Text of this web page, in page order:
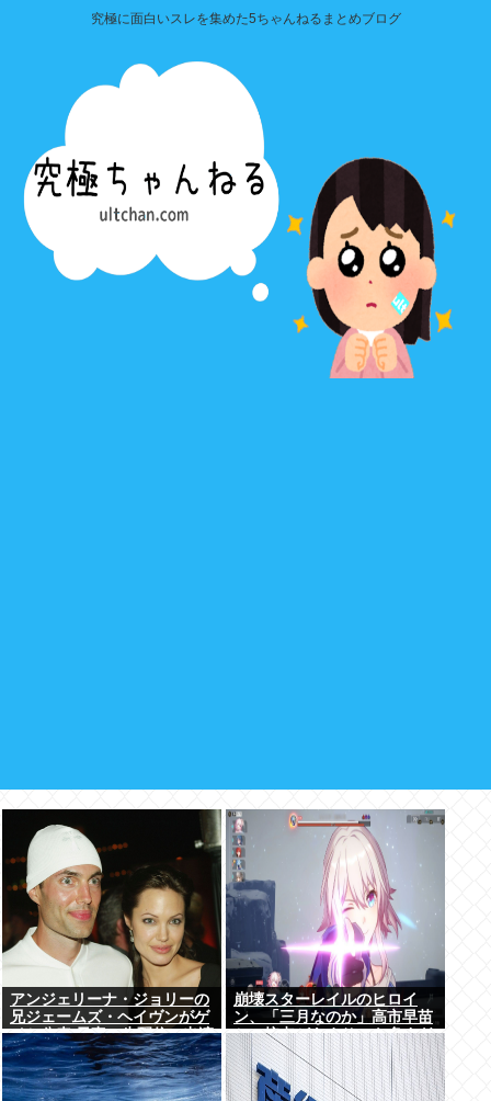
究極に面白いスレを集めた5ちゃんねるまとめブログ
アンジェリーナ・ジョリーの
兄ジェームズ・ヘイヴンがゲ
イと公表 元妻の生配信に出演
しカミングアウト ヤフコメ
「顔見ればわかる」
崩壊スターレイルのヒロイ
ン、「三月なのか」高市早苗
との接点があまりにも多すぎ
る。もしかして早苗がモデ
ル？